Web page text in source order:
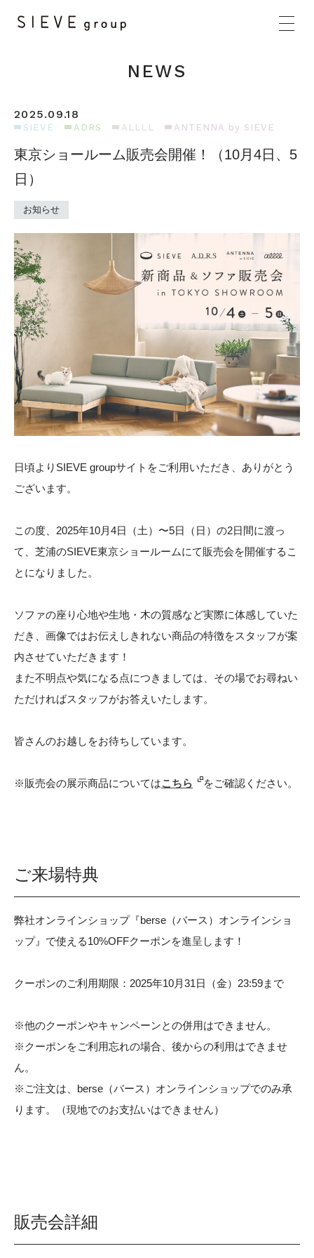
CONCEPT
PRODUCTS
SHOP
STOCK
CONTACT
CATALOG
NEWS
2025.09.18
SIEVE ADRS ALLLL ANTENNA by SIEVE
東京ショールーム販売会開催！（10月4日、5
日）
お知らせ
日頃よりSIEVE groupサイトをご利用いただき、ありがとう
ございます。
この度、2025年10月4日（土）〜5日（日）の2日間に渡っ
て、芝浦のSIEVE東京ショールームにて販売会を開催するこ
とになりました。
ソファの座り心地や生地・木の質感など実際に体感していた
だき、画像ではお伝えしきれない商品の特徴をスタッフが案
内させていただきます！
また不明点や気になる点につきましては、その場でお尋ねい
ただければスタッフがお答えいたします。
皆さんのお越しをお待ちしています。
※販売会の展示商品についてはこちら をご確認ください。
ご来場特典
弊社オンラインショップ『berse（バース）オンラインショ
ップ』で使える10%OFFクーポンを進呈します！
クーポンのご利用期限：2025年10月31日（金）23:59まで
※他のクーポンやキャンペーンとの併用はできません。
※クーポンをご利用忘れの場合、後からの利用はできませ
ん。
※ご注文は、berse（バース）オンラインショップでのみ承
ります。（現地でのお支払いはできません）
販売会詳細